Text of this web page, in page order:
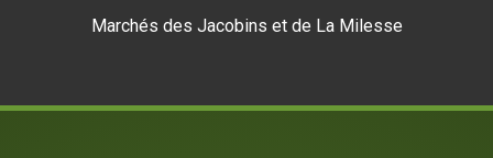
Marchés des Jacobins et de La Milesse